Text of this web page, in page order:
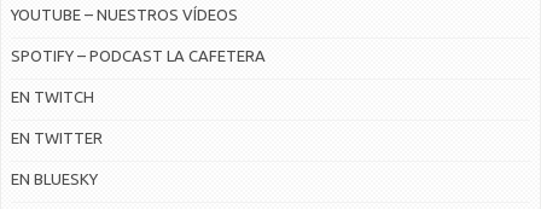
YOUTUBE – NUESTROS VÍDEOS
SPOTIFY – PODCAST LA CAFETERA
EN TWITCH
EN TWITTER
EN BLUESKY